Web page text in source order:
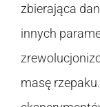
zbierająca
innych
masę